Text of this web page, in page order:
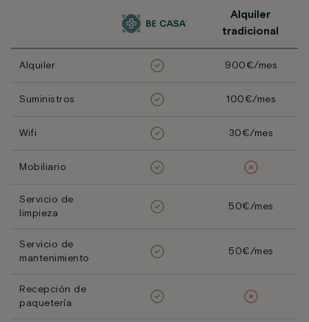
Alquiler
tradicional
Alquiler 900€/mes
Suministros 100€/mes
Wifi 30€/mes
Mobiliario
Servicio de
limpieza
50€/mes
Servicio de
mantenimiento
50€/mes
Recepción de
paquetería